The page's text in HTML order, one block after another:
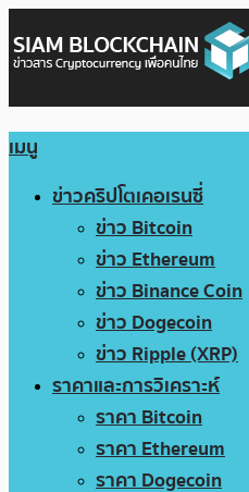
เมนู
ข่าวคริปโตเคอเรนซี่
ข่าว Bitcoin
ข่าว Ethereum
ข่าว Binance Coin
ข่าว Dogecoin
ข่าว Ripple (XRP)
ราคาและการวิเคราะห์
ราคา Bitcoin
ราคา Ethereum
ราคา Dogecoin